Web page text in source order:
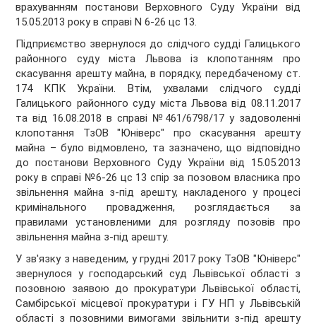
врахуванням постанови Верховного Суду України від
15.05.2013 року в справі N 6-26 цс 13.
Підприємство звернулося до слідчого судді Галицького
районного суду міста Львова із клопотанням про
скасування арешту майна, в порядку, передбаченому ст.
174 КПК України. Втім, ухвалами слідчого судді
Галицького районного суду міста Львова від 08.11.2017
та від 16.08.2018 в справі №461/6798/17 у задоволенні
клопотання ТзОВ "Юніверс" про скасування арешту
майна – було відмовлено, та зазначено, що відповідно
до постанови Верховного Суду України від 15.05.2013
року в справі №6-26 цс 13 спір за позовом власника про
звільнення майна з-під арешту, накладеного у процесі
кримінального провадження, розглядається за
правилами установленими для розгляду позовів про
звільнення майна з-під арешту.
У зв'язку з наведеним, у грудні 2017 року ТзОВ "Юніверс"
звернулося у господарський суд Львівської області з
позовною заявою до прокуратури Львівської області,
Самбірської місцевої прокуратури і ГУ НП у Львівській
області з позовними вимогами звільнити з-під арешту